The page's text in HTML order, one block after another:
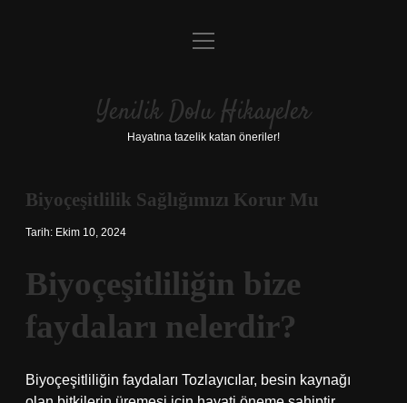
Anasayfa
Yasal Uyarı
menüyü
Yenilik Dolu Hikayeler
Hayatına tazelik katan öneriler!
Biyoçeşitlilik Sağlığımızı Korur Mu
Tarih: Ekim 10, 2024
Biyoçeşitliliğin bize
faydaları nelerdir?
Biyoçeşitliliğin faydaları Tozlayıcılar, besin kaynağı